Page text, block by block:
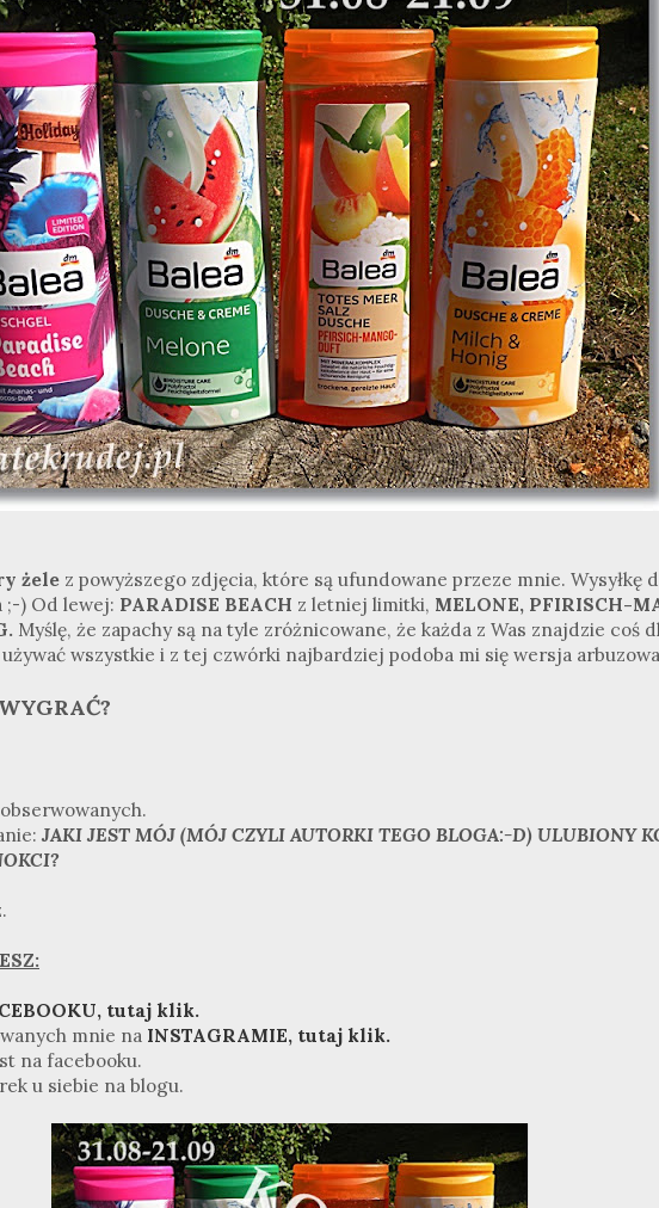
żele z powyższego zdjęcia, które są ufundowane przeze mnie. Wysyłkę
;-) Od lewej: PARADISE BEACH z letniej limitki, MELONE, PFIRISCH-
Myślę, że zapachy są na tyle zróżnicowane, że każda z Was znajdzie coś
wszystkie i z tej czwórki najbardziej podoba mi się wersja
JAKI JEST MÓJ (MÓJ CZYLI AUTORKI TEGO BLOGA:-D) ULUBIONY
tutaj klik.
mnie na INSTAGRAMIE, tutaj klik.
na facebooku.
u siebie na blogu.